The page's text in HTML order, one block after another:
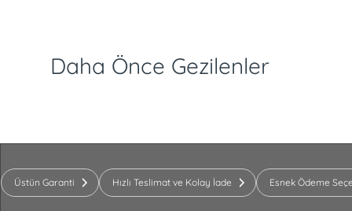
Daha Önce Gezilenler
Üstün Garanti Hızlı Teslimat ve Kolay İade Esnek Ödeme